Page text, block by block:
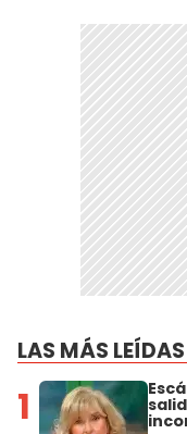
LAS MÁS LEÍDAS
1